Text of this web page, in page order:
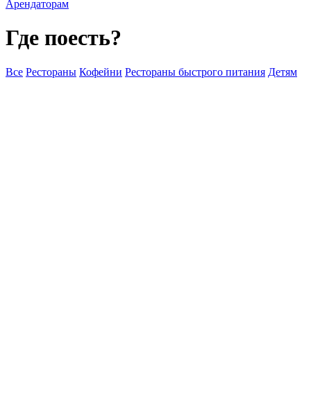
Арендаторам
Где поесть?
Все Рестораны Кофейни Рестораны быстрого питания Детям